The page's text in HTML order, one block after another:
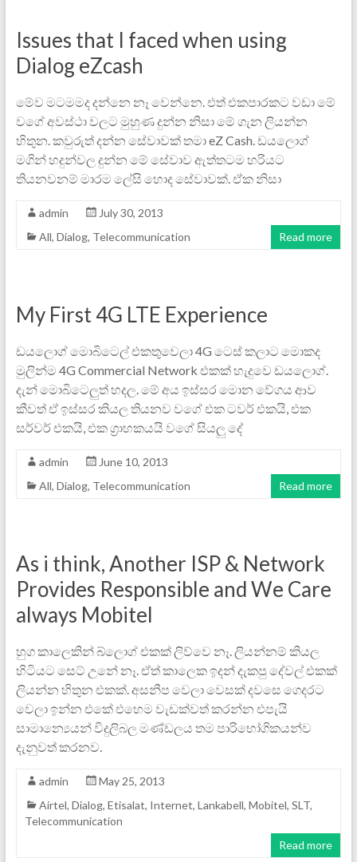
Issues that I faced when using
Dialog eZcash
මේව මටමමද දන්නෙ නෑ වෙන්නෙ. එත් එකපාරකට වඩා මේ
වගේ අවස්ථා වලට මුහුණ දුන්න නිසා මේ ගැන ලියන්න
හිතුන. කවුරුත් දන්න සේවාවක් තමා eZ Cash. ඩයලොග්
මගින් හදුන්වල දුන්න මේ සේවාව ඇත්තටම හරියට
තියනවනම් මාරම ලේසි හොද සේවාවක්. ඒක නිසා
admin
July 30, 2013
All, Dialog, Telecommunication Read more
My First 4G LTE Experience
ඩයලොග් මොබිටෙල් එකතුවෙලා 4G ටෙස් කලාට මොකද
මුලින්ම 4G Commercial Network එකක් හැදුවෙ ඩයලොග්.
දැන් මොබිටෙලුත් හදල. මේ අය ඉස්සර මොන වේගය ආව
කීවත් ඒ ඉස්සර කියල තියනව වගේ එක ටවර් එකයි, එක
සර්වර් එකයි, එක ග්‍රාහකයයි වගේ සියලු දේ
admin
June 10, 2013
All, Dialog, Telecommunication Read more
As i think, Another ISP & Network
Provides Responsible and We Care
always Mobitel
හුග කාලෙකින් බ්ලොග් එකක් ලිව්වෙ නෑ. ලියන්නම් කියල
හිටියට සෙට් උනේ නෑ. ඒත් කාලෙක ඉදන් දැකපු දේවල් එකක්
ලියන්න හිතුන එකක්. අසනීප වෙලා වෙසක් දවසෙ ගෙදරට
වෙලා ඉන්න එකේ එහෙම වැඩක්වත් කරන්න එපැයි
සාමාන්‍යෙයන් විදුලිබල මණ්ඩලය තම පාරිභෝගිකයන්ව
දැනුවත් කරනව.
admin
May 25, 2013
Airtel, Dialog, Etisalat, Internet, Lankabell, Mobitel, SLT,
Telecommunication
Read more